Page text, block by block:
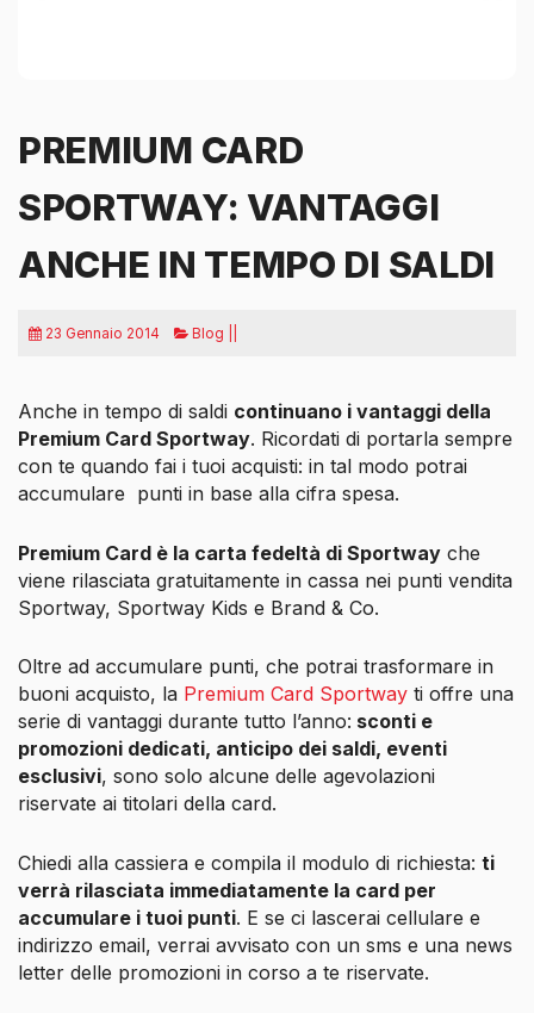
PREMIUM CARD
SPORTWAY: VANTAGGI
ANCHE IN TEMPO DI SALDI
23 Gennaio 2014 Blog ||
Anche in tempo di saldi continuano i vantaggi della
Premium Card Sportway. Ricordati di portarla sempre
con te quando fai i tuoi acquisti: in tal modo potrai
accumulare punti in base alla cifra spesa.
Premium Card è la carta fedeltà di Sportway che
viene rilasciata gratuitamente in cassa nei punti vendita
Sportway, Sportway Kids e Brand & Co.
Oltre ad accumulare punti, che potrai trasformare in
buoni acquisto, la Premium Card Sportway ti offre una
serie di vantaggi durante tutto l’anno: sconti e
promozioni dedicati, anticipo dei saldi, eventi
esclusivi, sono solo alcune delle agevolazioni
riservate ai titolari della card.
Chiedi alla cassiera e compila il modulo di richiesta: ti
verrà rilasciata immediatamente la card per
accumulare i tuoi punti. E se ci lascerai cellulare e
indirizzo email, verrai avvisato con un sms e una news
letter delle promozioni in corso a te riservate.